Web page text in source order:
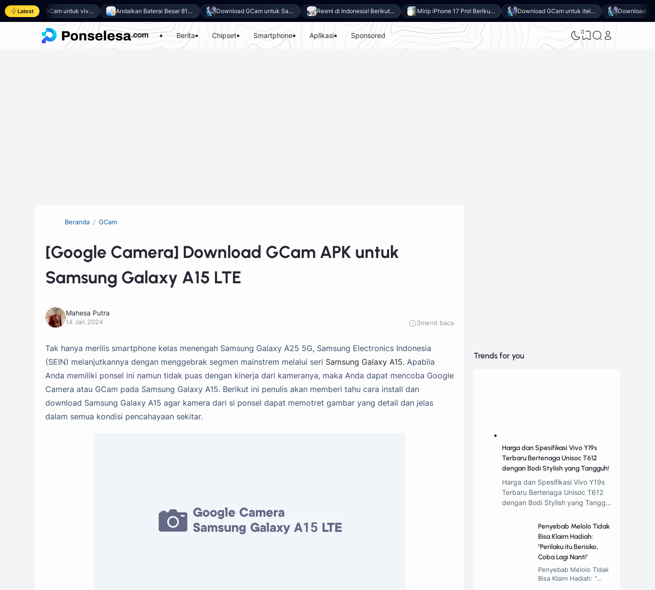
Latest Download GCam untuk vivo Y500 (GCam APK 9.6 & LMC 8.4) Andalkan Baterai Besar 8100mAh dan SoC Unisoc T7300, Ini dia 10 Keunggulan vivo Y500 4G Download GCam untuk Samsung Galaxy A27 5G (GCam APK 9.6 & LMC 8.4) Resmi di Indonesia! Berikut 8 Keunggulan Samsung Galaxy A27 5G Mirip iPhone 17 Pro! Berikut 10 Keunggulan itel Power 80 yang Dibanderol Harga Rp2 Jutaan Download GCam untuk itel Power 80 (GCam APK 9.6 & LMC 8.4)
Berita Chipset Smartphone Aplikasi Sponsored 0
Beranda GCam
[Google Camera] Download GCam APK untuk
Samsung Galaxy A15 LTE
Mahesa Putra
14 Jan 2024 3menit baca
Tak hanya merilis smartphone kelas menengah Samsung Galaxy A25 5G, Samsung Electronics Indonesia
(SEIN) melanjutkannya dengan menggebrak segmen mainstrem melalui seri Samsung Galaxy A15. Apabila
Anda memiliki ponsel ini namun tidak puas dengan kinerja dari kameranya, maka Anda dapat mencoba Google
Camera atau GCam pada Samsung Galaxy A15. Berikut ini penulis akan memberi tahu cara install dan
download Samsung Galaxy A15 agar kamera dari si ponsel dapat memotret gambar yang detail dan jelas
dalam semua kondisi pencahayaan sekitar.
Trends for you
Harga dan Spesifikasi Vivo Y19s
Terbaru Bertenaga Unisoc T612
dengan Bodi Stylish yang Tangguh!
Harga dan Spesifikasi Vivo Y19s
Terbaru Bertenaga Unisoc T612
dengan Bodi Stylish yang Tangg…
Penyebab Melolo Tidak
Bisa Klaim Hadiah:
"Perilaku itu Berisiko,
Coba Lagi Nanti"
Penyebab Melolo Tidak
Bisa Klaim Hadiah: "…